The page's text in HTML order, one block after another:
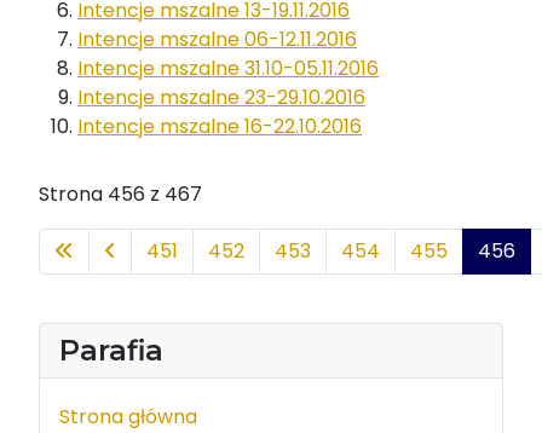
Parafia
Strona główna
Intencje mszalne 13-19.11.2016
Intencje mszalne 06-12.11.2016
Intencje mszalne 31.10-05.11.2016
Intencje mszalne 23-29.10.2016
Intencje mszalne 16-22.10.2016
Strona 456 z 467
451 452 453 454 455 456